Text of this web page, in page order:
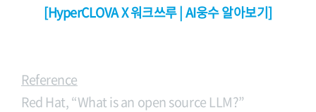
[HyperCLOVA X 워크쓰루 | AI웅수 알아보기]
Reference
Red Hat, “What is an open source LLM?”